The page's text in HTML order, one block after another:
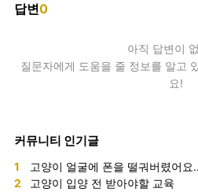
답변0
아직 답변이
질문자에게 도움을 줄 정보를 알고
요!
커뮤니티 인기글
1 고양이 얼굴에 폰을 떨궈버렸어요..
2 고양이 입양 전 받아야할 교육